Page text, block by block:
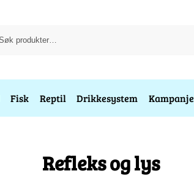
Fisk Reptil Drikkesystem Kampanje
Refleks og lys